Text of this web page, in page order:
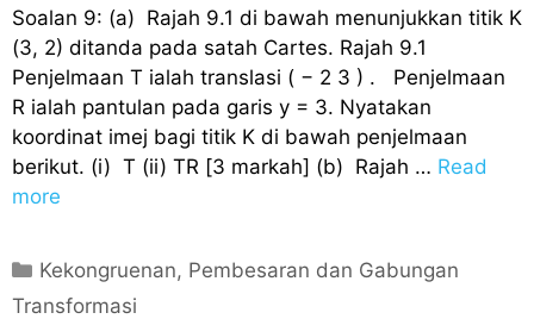
Soalan 9: (a) Rajah 9.1 di bawah menunjukkan titik K
(3, 2) ditanda pada satah Cartes. Rajah 9.1
Penjelmaan T ialah translasi ( − 2 3 ) . Penjelmaan
R ialah pantulan pada garis y = 3. Nyatakan
koordinat imej bagi titik K di bawah penjelmaan
berikut. (i) T (ii) TR [3 markah] (b) Rajah … Read
more
C
a
Kekongruenan, Pembesaran dan Gabungan
Transformasi